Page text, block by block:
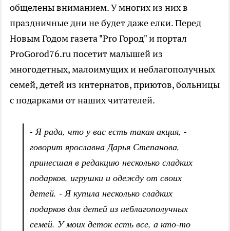
общелены вниманием. У многих из них в
праздничные дни не будет даже елки. Перед
Новым Годом газета "Pro Город" и портал
ProGorod76.ru посетит малышей из
многодетных, малоимущих и неблагополучных
семей, детей из интернатов, приютов, больницы
с подарками от наших читателей.
- Я рада, что у вас есть такая акция, -
говорит ярославна Дарья Степанова,
принесшая в редакцию несколько сладких
подарков, игрушки и одежду от своих
детей. - Я купила несколько сладких
подарков для детей из неблагополучных
семей. У моих деток есть все, а кто-то